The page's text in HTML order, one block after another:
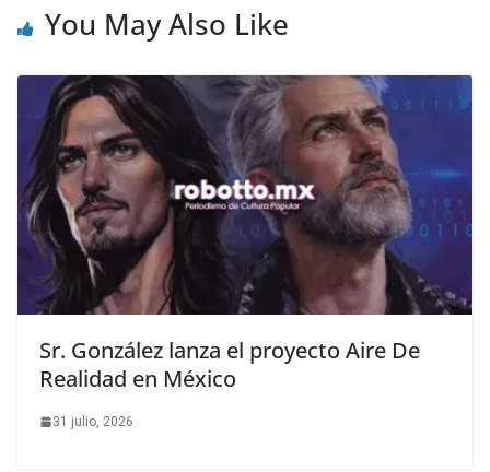
You May Also Like
Sr. González lanza el proyecto Aire De
Realidad en México
31 julio, 2026